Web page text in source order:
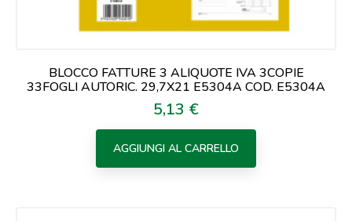
BLOCCO FATTURE 3 ALIQUOTE IVA 3COPIE
33FOGLI AUTORIC. 29,7X21 E5304A COD. E5304A
Prezzo
5,13 €
AGGIUNGI AL CARRELLO